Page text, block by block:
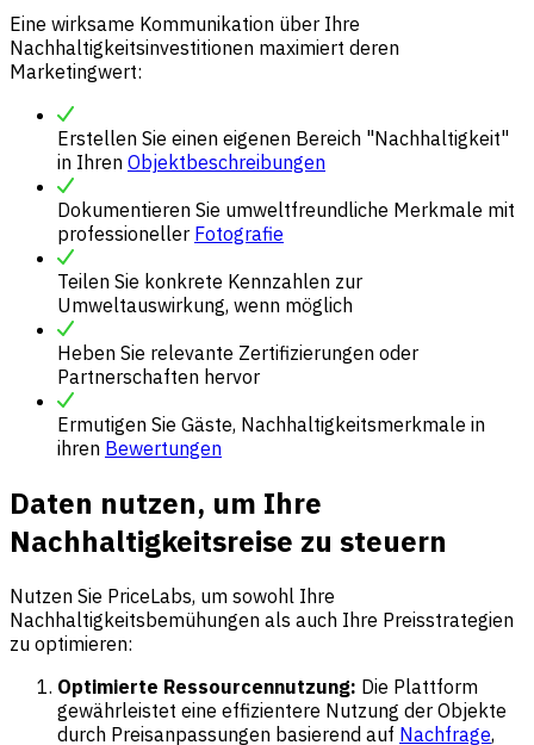
Eine wirksame Kommunikation über Ihre
Nachhaltigkeitsinvestitionen maximiert deren
Marketingwert:
Erstellen Sie einen eigenen Bereich "Nachhaltigkeit"
in Ihren Objektbeschreibungen
Dokumentieren Sie umweltfreundliche Merkmale mit
professioneller Fotografie
Teilen Sie konkrete Kennzahlen zur
Umweltauswirkung, wenn möglich
Heben Sie relevante Zertifizierungen oder
Partnerschaften hervor
Ermutigen Sie Gäste, Nachhaltigkeitsmerkmale in
ihren Bewertungen
Daten nutzen, um Ihre
Nachhaltigkeitsreise zu steuern
Nutzen Sie PriceLabs, um sowohl Ihre
Nachhaltigkeitsbemühungen als auch Ihre Preisstrategien
zu optimieren:
Optimierte Ressourcennutzung: Die Plattform
gewährleistet eine effizientere Nutzung der Objekte
durch Preisanpassungen basierend auf Nachfrage,